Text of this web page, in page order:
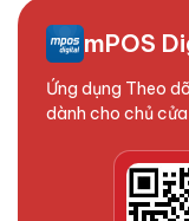
mPOS
Ứng dụng Theo
dành cho chủ